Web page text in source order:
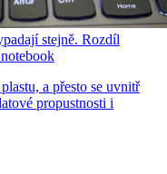
stejně. Rozdíl
a přesto se uvnitř
propustnosti i